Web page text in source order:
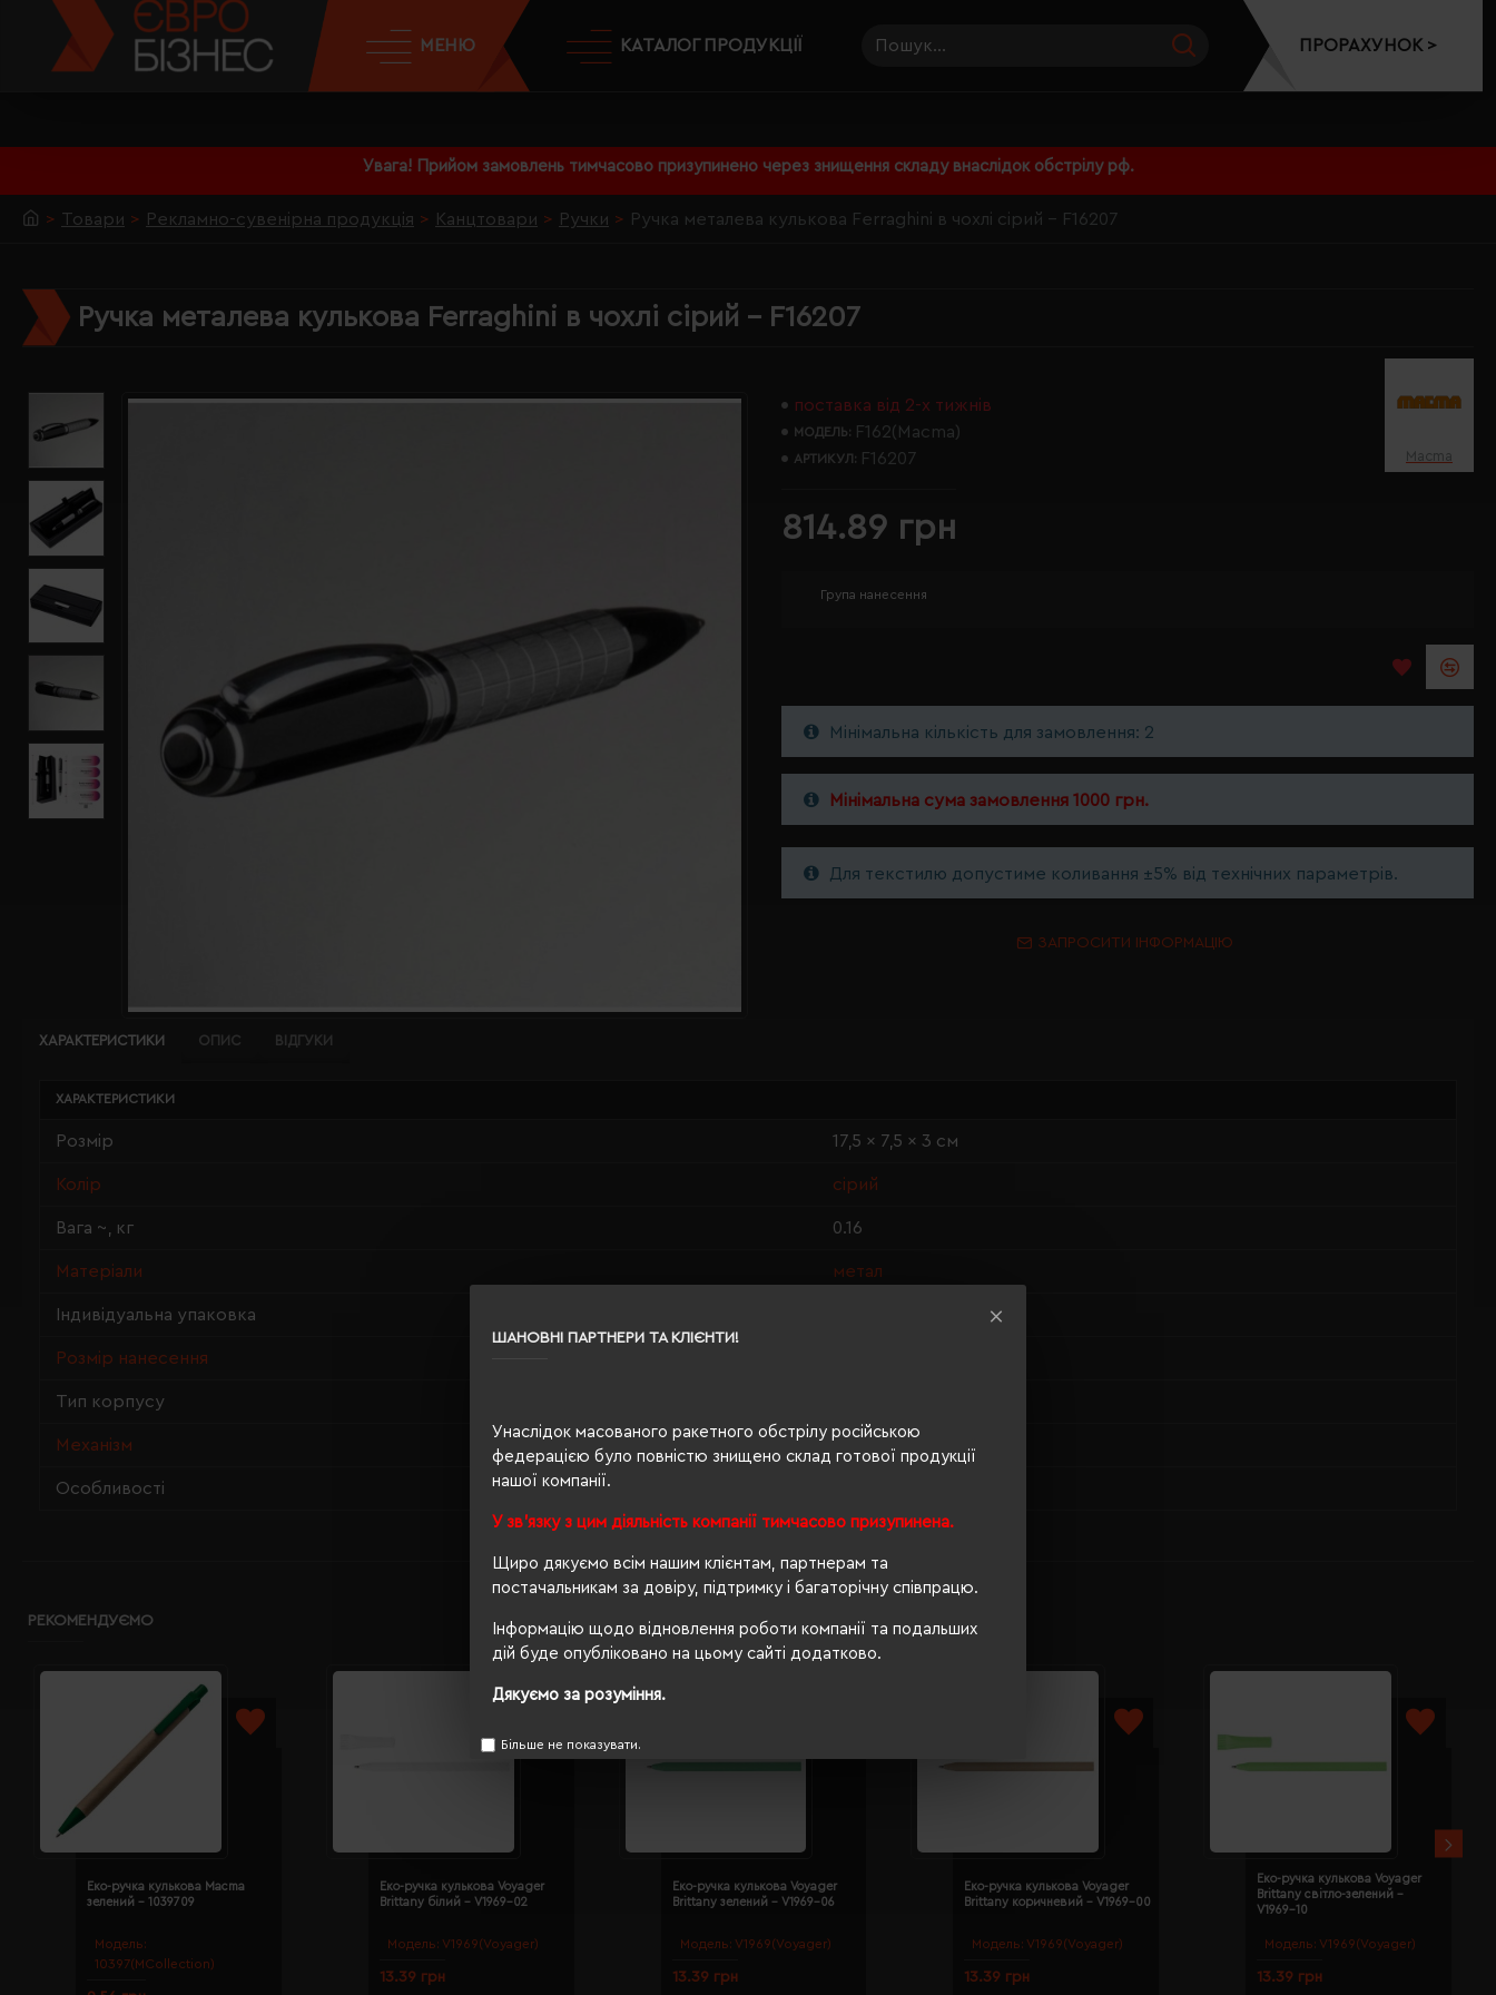
ШАНОВНІ ПАРТНЕРИ ТА КЛІЄНТИ!
Унаслідок масованого ракетного обстрілу російською
федерацією було повністю знищено склад готової продукції
нашої компанії.
У зв'язку з цим діяльність компанії тимчасово призупинена.
Щиро дякуємо всім нашим клієнтам, партнерам та
постачальникам за довіру, підтримку і багаторічну співпрацю.
Інформацію щодо відновлення роботи компанії та подальших
дій буде опубліковано на цьому сайті додатково.
Дякуємо за розуміння.
Більше не показувати.
Увага! Прийом замовлень тимчасово призупинено через знищення складу внаслідок обстрілу рф.
МЕНЮ КАТАЛОГ ПРОДУКЦІЇ ПРОРАХУНОК >
Товари Рекламно-сувенірна продукція Канцтовари Ручки Ручка металева кулькова Ferraghini в чохлі сірий - F16207
Ручка металева кулькова Ferraghini в чохлі сірий - F16207
поставка від 2-х тижнів
МОДЕЛЬ: F162(Macma)
АРТИКУЛ: F16207 Macma
814.89 грн
Група нанесення
Мінімальна кількість для замовлення: 2
Мінімальна сума замовлення 1000 грн.
Для текстилю допустиме коливання ±5% від технічних параметрів.
ЗАПРОСИТИ ІНФОРМАЦІЮ
ХАРАКТЕРИСТИКИ ОПИС ВІДГУКИ
ХАРАКТЕРИСТИКИ
Розмір 17,5 x 7,5 x 3 см
Колір сірий
Вага ~, кг 0.16
Матеріали метал
Індивідуальна упаковка картонна коробка
Розмір нанесення
Тип корпусу
Механізм поворотний
Особливості
РЕКОМЕНДУЄМО
Модель:
10397(MCollection)
Еко-ручка кулькова Macma
зелений - 1039709
Модель: V1969(Voyager)
Еко-ручка кулькова Voyager
Brittany білий - V1969-02
13.39 грн
Модель: V1969(Voyager)
Еко-ручка кулькова Voyager
Brittany зелений - V1969-06
13.39 грн
Модель: V1969(Voyager)
Еко-ручка кулькова Voyager
Brittany коричневий - V1969-00
13.39 грн
Модель: V1969(Voyager)
Еко-ручка кулькова Voyager
Brittany світло-зелений -
V1969-10
13.39 грн